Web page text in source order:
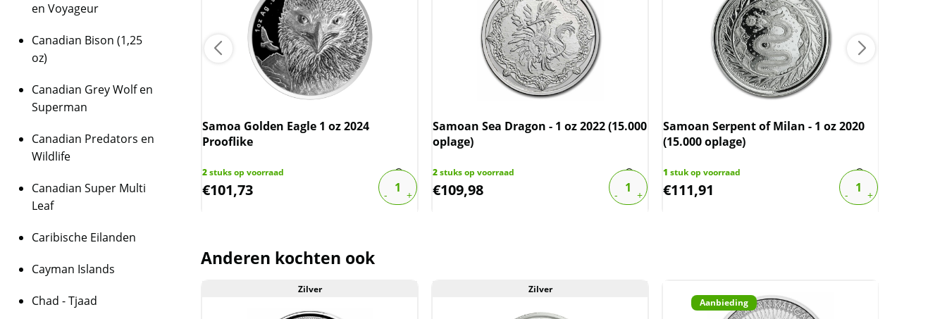
De munten worden uit voorraad geleverd, en komen
daarmee niet rechtstreeks van de producent af. Echter
zijn de munten veelal de muntcapsule niet uit geweest. De
munten kunnen soms krassen, aanslag en/of melkvlekken
BTW
Dit product wordt onder de margeregel verhandeld. Dit
behalen op dit product. De btw mag hierdoor door ons
niet op de factuur vermeld worden. De prijs op de website
Samoa Golden Eagle 1 oz 2024
Prooflike
2stuks op voorraad
€101,73
Samoan Sea Dragon - 1 oz 2022 (15.000
oplage)
2stuks op voorraad
€109,98
Samoan Serpent of Milan - 1 oz 2020
(15.000 oplage)
1 stuk op voorraad
€111,91
Anderen kochten ook
Zilver Zilver
Aanbieding
en Voyageur
Canadian Bison (1,25
oz)
Canadian Grey Wolf en
Superman
Canadian Predators en
Wildlife
Canadian Super Multi
Leaf
Caribische Eilanden
Cayman Islands
Chad - Tjaad